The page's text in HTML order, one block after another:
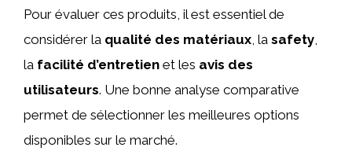
Pour évaluer ces produits, il est essentiel de
considérer la qualité des matériaux, la safety,
la facilité d’entretien et les avis des
utilisateurs. Une bonne analyse comparative
permet de sélectionner les meilleures options
disponibles sur le marché.